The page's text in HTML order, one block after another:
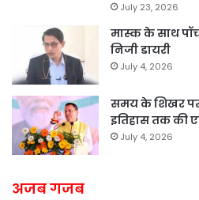
July 23, 2026
मास्क के साथ
निजी डायरी
July 4, 2026
समय के शिखर पर
इतिहास तक की
July 4, 2026
अजब गजब